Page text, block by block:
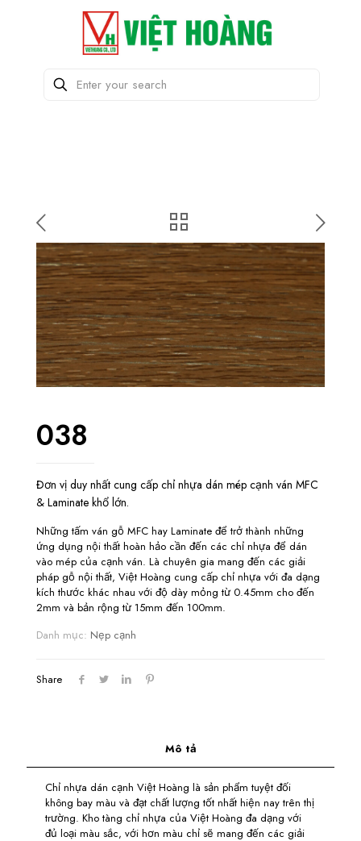
038
Đơn vị duy nhất cung cấp chỉ nhựa dán mép cạnh ván MFC
& Laminate khổ lớn.
Những tấm ván gỗ MFC hay Laminate để trở thành những
ứng dụng nội thất hoàn hảo cần đến các chỉ nhựa để dán
vào mép của cạnh ván. Là chuyên gia mang đến các giải
pháp gỗ nội thất, Việt Hoàng cung cấp chỉ nhựa với đa dạng
kích thước khác nhau với độ dày mỏng từ 0.45mm cho đến
2mm và bản rộng từ 15mm đến 100mm.
Danh mục: Nẹp cạnh
Share
Mô tả
Chỉ nhựa dán cạnh Việt Hoàng là sản phẩm tuyệt đối
không bay màu và đạt chất lượng tốt nhất hiện nay trên thị
trường. Kho tàng chỉ nhựa của Việt Hoàng đa dạng với
đủ loại màu sắc, với hơn màu chỉ sẽ mang đến các giải